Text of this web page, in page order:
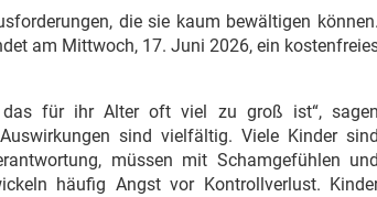
die sie kaum bewältigen können.
am Mittwoch, 17. Juni 2026, ein
das für ihr Alter oft viel zu groß ist“, sagen
sind vielfältig. Viele Kinder sind
müssen mit Schamgefühlen und
häufig Angst vor Kontrollverlust.